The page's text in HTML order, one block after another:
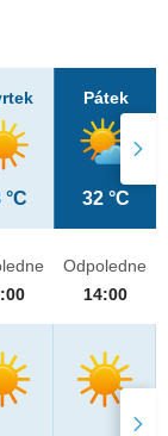
°C
Pátek
32 °C
Odpoledne
14:00